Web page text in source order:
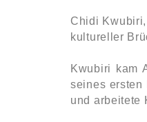
Chidi
kultureller
Kwubiri kam
seines ersten
und arbeitete